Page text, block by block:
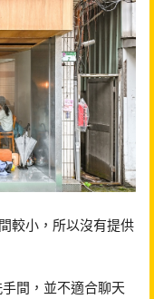
較小，所以沒有提供
間，並不適合聊天